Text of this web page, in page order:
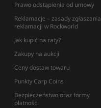
Prawo odstąpienia od umowy
Reklamacje – zasady zgłaszania
reklamacji w Rockworld
Jak kupić na raty?
Zakupy na aukcji
Ceny dostaw towaru
Punkty Carp Coins
Bezpieczeństwo oraz formy
płatności